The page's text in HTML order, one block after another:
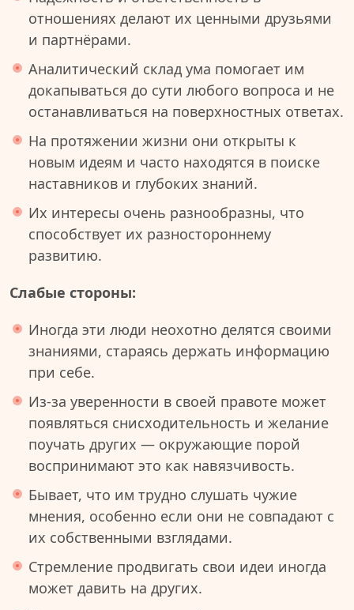
отношениях делают их ценными друзьями
и партнёрами.
Аналитический склад ума помогает им
докапываться до сути любого вопроса и не
останавливаться на поверхностных ответах.
На протяжении жизни они открыты к
новым идеям и часто находятся в поиске
наставников и глубоких знаний.
Их интересы очень разнообразны, что
способствует их разностороннему
развитию.
Слабые стороны:
Иногда эти люди неохотно делятся своими
знаниями, стараясь держать информацию
при себе.
Из-за уверенности в своей правоте может
появляться снисходительность и желание
поучать других — окружающие порой
воспринимают это как навязчивость.
Бывает, что им трудно слушать чужие
мнения, особенно если они не совпадают с
их собственными взглядами.
Стремление продвигать свои идеи иногда
может давить на других.